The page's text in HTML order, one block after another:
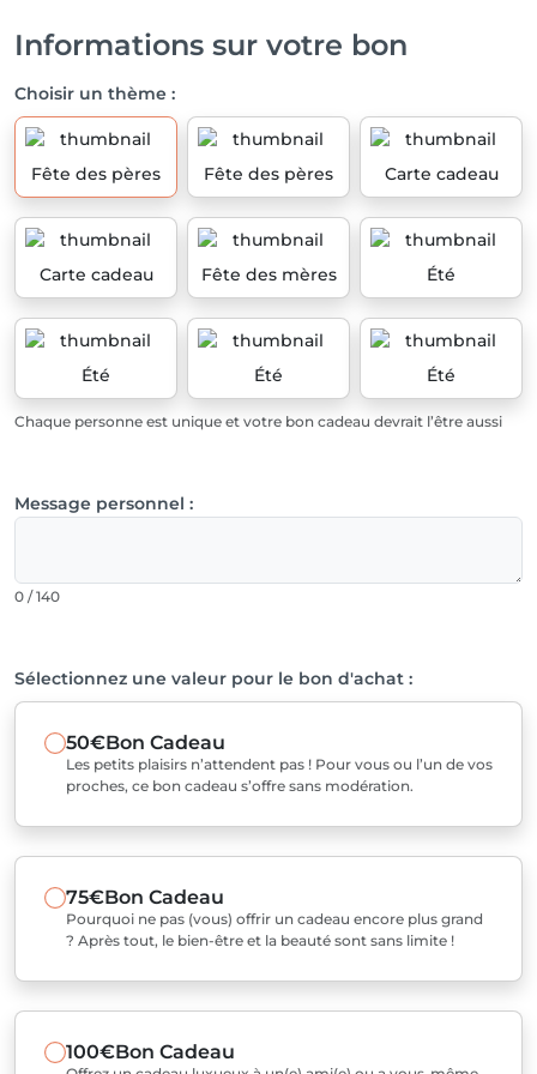
Informations sur votre bon
Choisir un thème :
Fête des pères Fête des pères Carte cadeau
Carte cadeau Fête des mères Été
Été Été Été
Chaque personne est unique et votre bon cadeau devrait l’être aussi
Message personnel :
0 / 140
Sélectionnez une valeur pour le bon d'achat :
50€Bon Cadeau
Les petits plaisirs n’attendent pas ! Pour vous ou l’un de vos
proches, ce bon cadeau s’offre sans modération.
75€Bon Cadeau
Pourquoi ne pas (vous) offrir un cadeau encore plus grand
? Après tout, le bien-être et la beauté sont sans limite !
100€Bon Cadeau